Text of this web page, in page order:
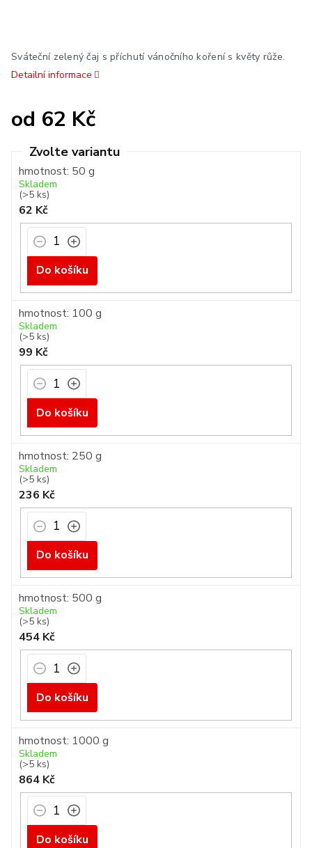
Sváteční zelený čaj s příchutí vánočního koření s květy růže.
Detailní informace
od 62 Kč
cena:
hmotnost: 50 g
Skladem
(>5 ks)
62 Kč
Do košíku
hmotnost: 100 g
Skladem
(>5 ks)
99 Kč
Do košíku
hmotnost: 250 g
Skladem
(>5 ks)
236 Kč
Do košíku
hmotnost: 500 g
Skladem
(>5 ks)
454 Kč
Do košíku
hmotnost: 1000 g
Skladem
(>5 ks)
864 Kč
Do košíku